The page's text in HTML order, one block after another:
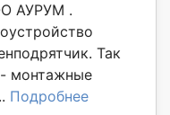
АУРУМ .
Так
монтажные
Подробнее